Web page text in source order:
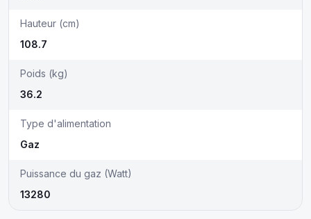
Hauteur (cm)
108.7
Poids (kg)
36.2
Type d'alimentation
Gaz
Puissance du gaz (Watt)
13280